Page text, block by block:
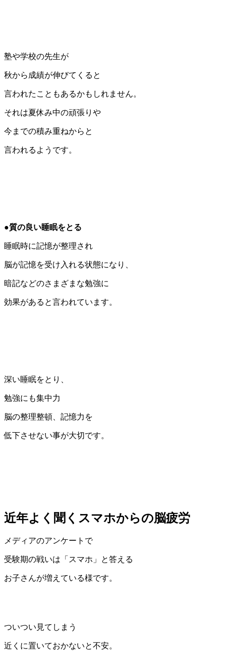
塾や学校の先生が
秋から成績が伸びてくると
言われたこともあるかもしれません。
それは夏休み中の頑張りや
今までの積み重ねからと
言われるようです。
●質の良い睡眠をとる
睡眠時に記憶が整理され
脳が記憶を受け入れる状態になり、
暗記などのさまざまな勉強に
効果があると言われています。
深い睡眠をとり、
勉強にも集中力
脳の整理整頓、記憶力を
低下させない事が大切です。
近年よく聞くスマホからの脳疲労
メディアのアンケートで
受験期の戦いは「スマホ」と答える
お子さんが増えている様です。
ついつい見てしまう
近くに置いておかないと不安。